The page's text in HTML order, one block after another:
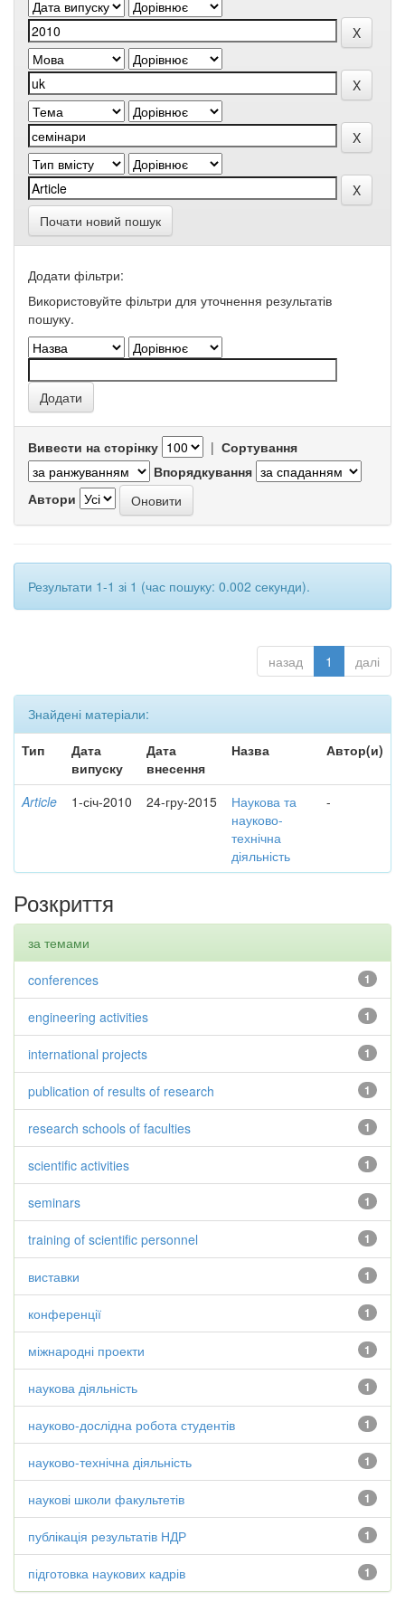
Почати новий пошук
Додати фільтри:
Використовуйте фільтри для уточнення результатів
пошуку.
Вивести на сторінку | Сортування
Впорядкування
Автори
Результати 1-1 зі 1 (час пошуку: 0.002 секунди).
назад 1 далі
Знайдені матеріали:
Тип
Дата
випуску
Дата
внесення
Назва Автор(и)
Article 1-січ-2010 24-гру-2015
Наукова та
науково-
технічна
діяльність
-
Розкриття
за темами
1
conferences
1
engineering activities
1
international projects
1
publication of results of research
1
research schools of faculties
1
scientific activities
1
seminars
1
training of scientific personnel
1
виставки
1
конференції
1
міжнародні проекти
1
наукова діяльність
1
науково-дослідна робота студентів
1
науково-технічна діяльність
1
наукові школи факультетів
1
публікація результатів НДР
1
підготовка наукових кадрів